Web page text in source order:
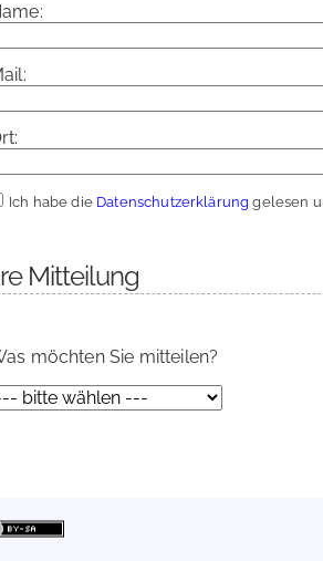
Ich habe die Datenschutzerklärung gelesen
Mitteilung
möchten Sie mitteilen?